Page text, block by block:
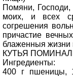
Помяни,
моих, и всех
согрешения
причастие
блаженныя жизни
КУТЬЯ
Ингредиенты:
400 г пшеницы,